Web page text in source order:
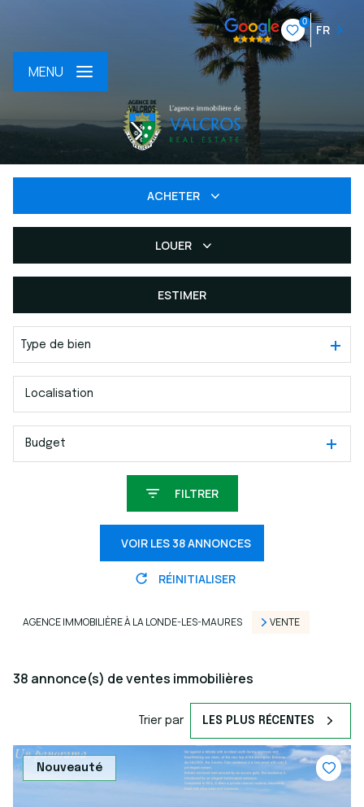
0
FR
MENU
ACHETER
Du neuf
LOUER
De l'immo pro
ESTIMER
Type de bien
Budget
FILTRER
VOIR LES38ANNONCES
RÉINITIALISER
AGENCE IMMOBILIÈRE À LA LONDE-LES-MAURES VENTE
38 annonce(s) de ventes immobilières
Trier par LES PLUS RÉCENTES
Nouveauté